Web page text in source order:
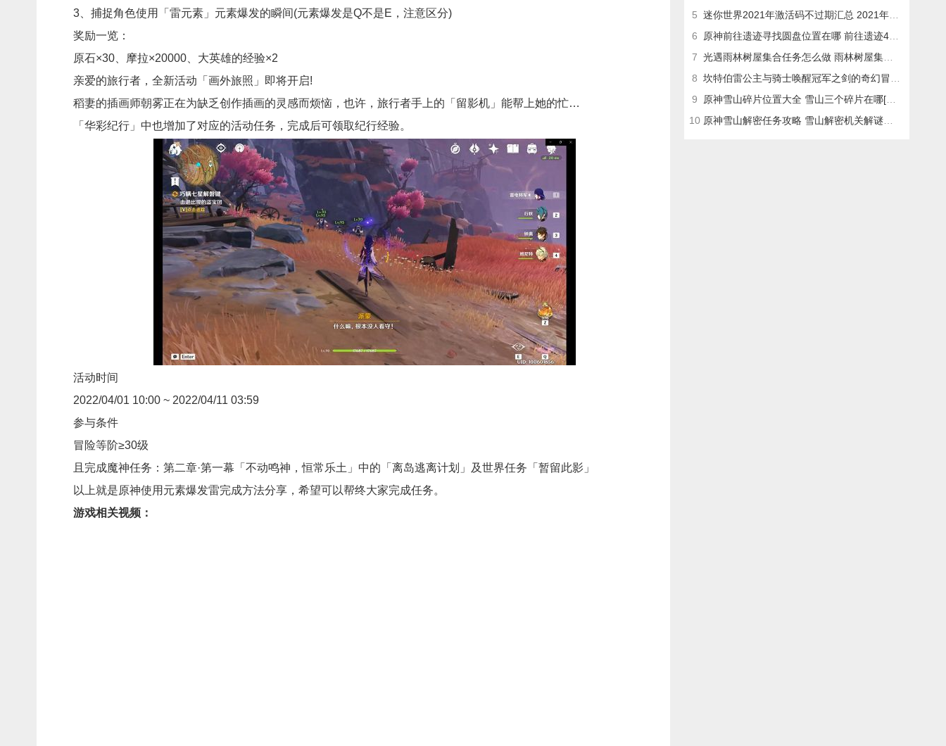
3、捕捉角色使用「雷元素」元素爆发的瞬间(元素爆发是Q不是E，注意区分)
奖励一览：
原石×30、摩拉×20000、大英雄的经验×2
亲爱的旅行者，全新活动「画外旅照」即将开启!
稻妻的插画师朝雾正在为缺乏创作插画的灵感而烦恼，也许，旅行者手上的「留影机」能帮上她的忙…
「华彩纪行」中也增加了对应的活动任务，完成后可领取纪行经验。
活动时间
2022/04/01 10:00 ~ 2022/04/11 03:59
参与条件
冒险等阶≥30级
且完成魔神任务：第二章·第一幕「不动鸣神，恒常乐土」中的「离岛逃离计划」及世界任务「暂留此影」
以上就是原神使用元素爆发雷完成方法分享，希望可以帮终大家完成任务。
游戏相关视频：
5
6
7
8
9
10